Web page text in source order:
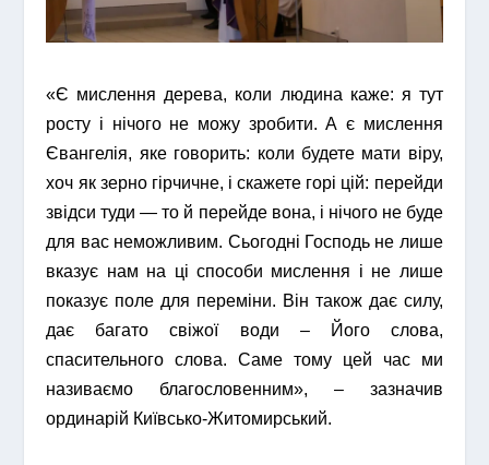
«Є мислення дерева, коли людина каже: я тут
росту і нічого не можу зробити. А є мислення
Євангелія, яке говорить: коли будете мати віру,
хоч як зерно гірчичне, і скажете горі цій: перейди
звідси туди — то й перейде вона, і нічого не буде
для вас неможливим. Сьогодні Господь не лише
вказує нам на ці способи мислення і не лише
показує поле для переміни. Він також дає силу,
дає багато свіжої води – Його слова,
спасительного слова. Саме тому цей час ми
називаємо благословенним», – зазначив
ординарій Київсько-Житомирський.